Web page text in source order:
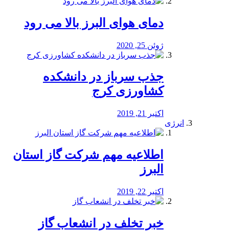
دمای هوای البرز بالا می رود
ژوئن 25, 2020
جذب سرباز در دانشکده
کشاورزی کرج
اکتبر 21, 2019
انرژی
️اطلاعیه مهم شرکت گاز استان
البرز
اکتبر 22, 2019
خبر تخلف در انشعاب گاز